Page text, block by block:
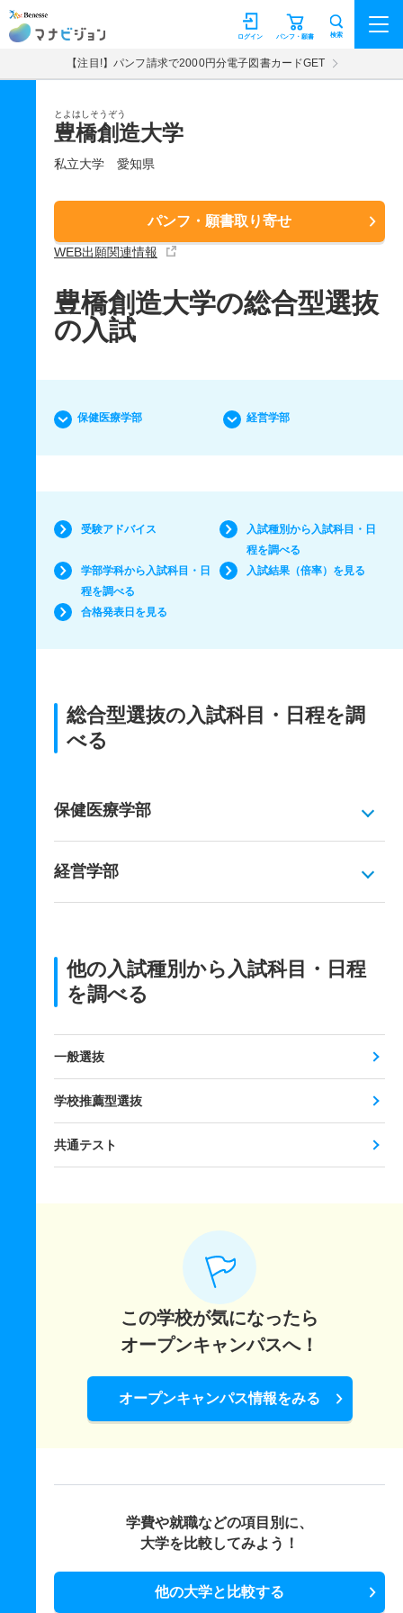
マナビジョン パンフ・願書
ログイン 検索
【注目!】パンフ請求で2000円分電子図書カードGET
とよはしそうぞう
豊橋創造大学
私立大学 愛知県
パンフ・願書取り寄せ
WEB出願関連情報
豊橋創造大学の総合型選抜
の入試
保健医療学部 経営学部
受験アドバイス
入試種別から入試科目・日
程を調べる
学部学科から入試科目・日
程を調べる
入試結果（倍率）を見る
合格発表日を見る
総合型選抜の入試科目・日程を調
べる
保健医療学部
経営学部
他の入試種別から入試科目・日程
を調べる
一般選抜
学校推薦型選抜
共通テスト
この学校が気になったら
オープンキャンパスへ！
オープンキャンパス情報をみる
学費や就職などの項目別に、
大学を比較してみよう！
他の大学と比較する